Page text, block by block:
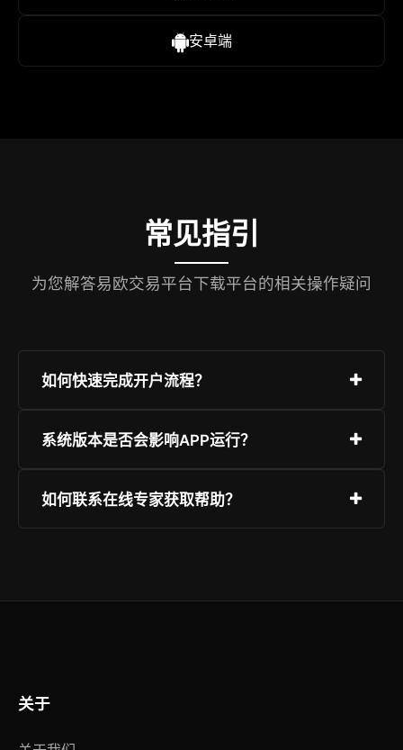
安卓端
常见指引
为您解答易欧交易平台下载平台的相关操作疑问
如何快速完成开户流程？
只需访问“极速注册”页面，填写基础信息并验证，
系统版本是否会影响APP运行？
易欧交易平台下载完美兼容目前市面上的主流硬件
如何联系在线专家获取帮助？
快速对话图标。
关于